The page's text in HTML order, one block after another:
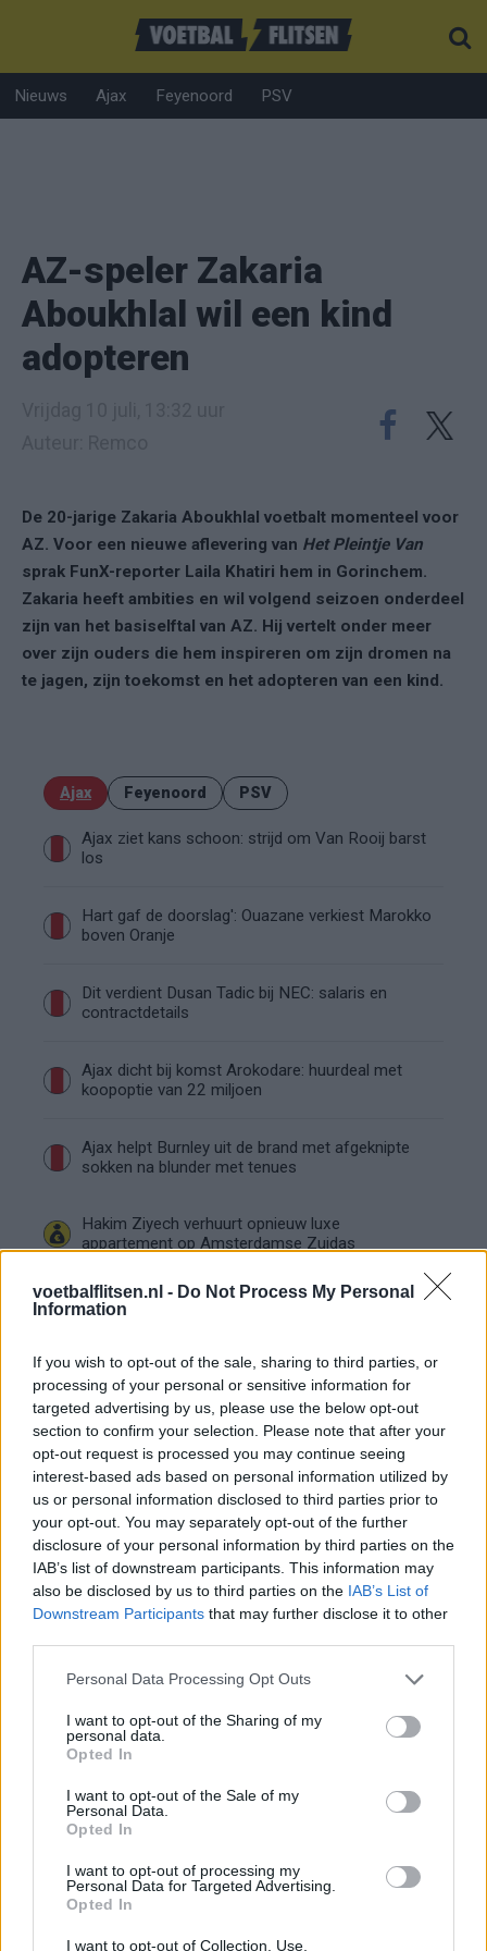
voetbalflitsen.nl - Do Not Process My Personal
Information
If you wish to opt-out of the sale, sharing to third parties, or
processing of your personal or sensitive information for
targeted advertising by us, please use the below opt-out
section to confirm your selection. Please note that after your
opt-out request is processed you may continue seeing
interest-based ads based on personal information utilized by
us or personal information disclosed to third parties prior to
your opt-out. You may separately opt-out of the further
disclosure of your personal information by third parties on the
IAB’s list of downstream participants. This information may
also be disclosed by us to third parties on the IAB’s List of
Downstream Participants that may further disclose it to other
Personal Data Processing Opt Outs
I want to opt-out of the Sharing of my
personal data.
Opted In
I want to opt-out of the Sale of my
Personal Data.
Opted In
I want to opt-out of processing my
Personal Data for Targeted Advertising.
Opted In
I want to opt-out of Collection, Use,
Nieuws Ajax Feyenoord PSV
AZ-speler Zakaria
Aboukhlal wil een kind
adopteren
De 20-jarige Zakaria Aboukhlal voetbalt momenteel voor
AZ. Voor een nieuwe aflevering van Het Pleintje Van
sprak FunX-reporter Laila Khatiri hem in Gorinchem.
Zakaria heeft ambities en wil volgend seizoen onderdeel
zijn van het basiselftal van AZ. Hij vertelt onder meer
over zijn ouders die hem inspireren om zijn dromen na
te jagen, zijn toekomst en het adopteren van een kind.
Ajax Feyenoord PSV
Ajax ziet kans schoon: strijd om Van Rooij barst
los
Hart gaf de doorslag': Ouazane verkiest Marokko
boven Oranje
Dit verdient Dusan Tadic bij NEC: salaris en
contractdetails
Ajax dicht bij komst Arokodare: huurdeal met
koopoptie van 22 miljoen
Ajax helpt Burnley uit de brand met afgeknipte
sokken na blunder met tenues
Hakim Ziyech verhuurt opnieuw luxe
appartement op Amsterdamse Zuidas
Marcos Leonardo laat eerste indruk achter bij
Ajax: 'Hier gaan fans van genieten'
Resterend oefenprogramma Ajax: waar zijn de
duels te zien
Ajax groeit onder Míchel, maar transfermarkt
blijft cruciaal
Ajax-talent Mohamed Abdalla schrijft Europese
geschiedenis
Shane Kluivert krijgt kans van Flick en begint in
Servische media vergelijken Ajax-talent Abdellah
Ajax zet grote stap richting volgende ronde na
Ajax - Vojvodina
Vaart en Sylvie Meis door de jaren heen